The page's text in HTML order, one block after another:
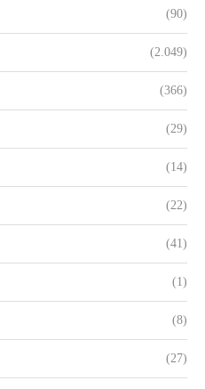
(90)
(2.049)
(366)
(29)
(14)
(22)
(41)
(1)
(8)
(27)